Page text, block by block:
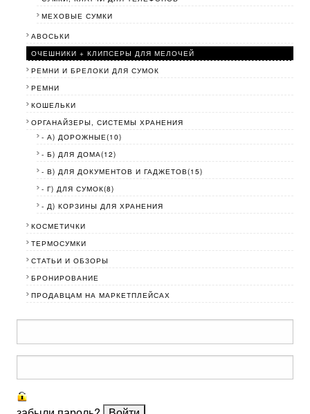
МЕХОВЫЕ СУМКИ
АВОСЬКИ
ОЧЕШНИКИ + КЛИПСЕРЫ ДЛЯ МЕЛОЧЕЙ
РЕМНИ И БРЕЛОКИ ДЛЯ СУМОК
РЕМНИ
КОШЕЛЬКИ
ОРГАНАЙЗЕРЫ, СИСТЕМЫ ХРАНЕНИЯ
- А) ДОРОЖНЫЕ(10)
- Б) ДЛЯ ДОМА(12)
- В) ДЛЯ ДОКУМЕНТОВ И ГАДЖЕТОВ(15)
- Г) ДЛЯ СУМОК(8)
- Д) КОРЗИНЫ ДЛЯ ХРАНЕНИЯ
КОСМЕТИЧКИ
ТЕРМОСУМКИ
СТАТЬИ И ОБЗОРЫ
БРОНИРОВАНИЕ
ПРОДАВЦАМ НА МАРКЕТПЛЕЙСАХ